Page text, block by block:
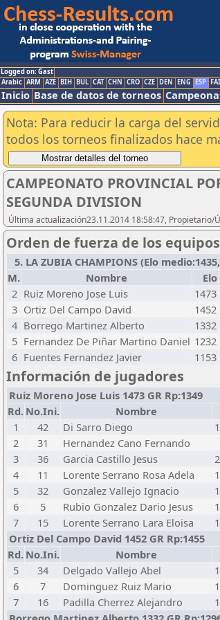
Logged on: Gast
Arabic ARM AZE BIH BUL CAT CHN CRO CZE DEN ENG ESP FAI
Inicio Base de datos de torneos
Nota: Para reducir la carga del
todos los torneos finalizados hace
CAMPEONATO PROVINCIAL
SEGUNDA DIVISION
Última actualización23.11.2014 18:58:47, Propietario/
Orden de fuerza de los
5. LA ZUBIA CHAMPIONS (Elo
M.
Nombre Elo
2 Ruiz Moreno Jose Luis 1473
3 Ortiz Del Campo David 1452
4 Borrego Martinez Alberto 1332
5 Fernandez De Piñar Martino Daniel 1232
6 Fuentes Fernandez Javier 1153
Información de jugadores
Ruiz Moreno Jose Luis 1473 GR Rp:1349
Rd. No.Ini. Nombre
1
42 Di Sarro Diego
2
31 Hernandez Cano Fernando
3
36 Garcia Castillo Jesus
4
11 Lorente Serrano Rosa Adela
5
32 Gonzalez Vallejo Ignacio
6
5 Rubio Gonzalez Dario Jesus
7
15 Lorente Serrano Lara Eloisa
Ortiz Del Campo David 1452 GR Rp:1455
Rd. No.Ini. Nombre
5
34 Delgado Vallejo Abel
6
7 Dominguez Ruiz Mario
7
16 Padilla Cherrez Alejandro